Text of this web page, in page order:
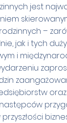
jest
–
jak i tych
i